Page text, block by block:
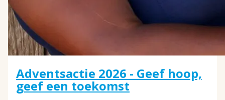
Adventsactie 2026 - Geef hoop,
geef een toekomst